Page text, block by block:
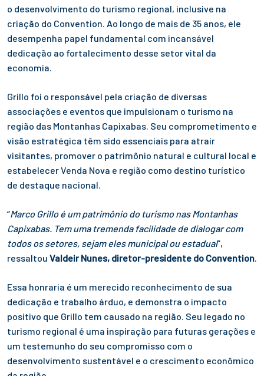
o desenvolvimento do turismo regional, inclusive na
criação do Convention. Ao longo de mais de 35 anos, ele
desempenha papel fundamental com incansável
dedicação ao fortalecimento desse setor vital da
economia.
Grillo foi o responsável pela criação de diversas
associações e eventos que impulsionam o turismo na
região das Montanhas Capixabas. Seu comprometimento e
visão estratégica têm sido essenciais para atrair
visitantes, promover o patrimônio natural e cultural local e
estabelecer Venda Nova e região como destino turístico
de destaque nacional.
“Marco Grillo é um patrimônio do turismo nas Montanhas
Capixabas. Tem uma tremenda facilidade de dialogar com
todos os setores, sejam eles municipal ou estadual”,
ressaltou Valdeir Nunes, diretor-presidente do Convention.
Essa honraria é um merecido reconhecimento de sua
dedicação e trabalho árduo, e demonstra o impacto
positivo que Grillo tem causado na região. Seu legado no
turismo regional é uma inspiração para futuras gerações e
um testemunho do seu compromisso com o
desenvolvimento sustentável e o crescimento econômico